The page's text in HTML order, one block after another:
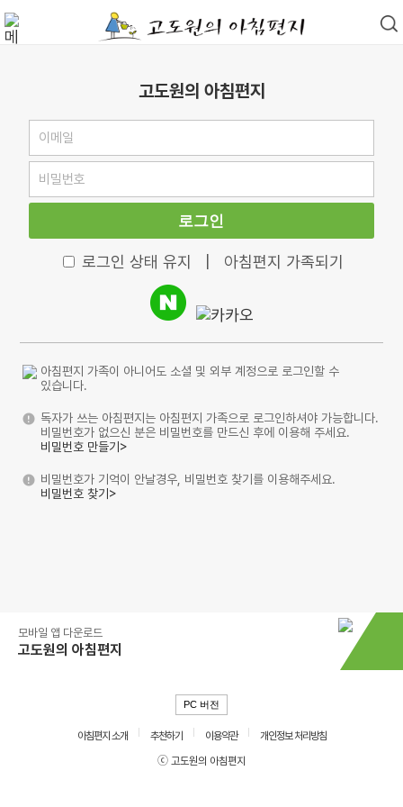
고도원의 아침편지
로그인
로그인 상태 유지 아침편지 가족되기
아침편지 가족이 아니어도 소셜 및 외부 계정으로 로그인할 수
있습니다.
독자가 쓰는 아침편지는 아침편지 가족으로 로그인하셔야 가능합니다.
비밀번호가 없으신 분은 비밀번호를 만드신 후에 이용해 주세요.
비밀번호 만들기>
비밀번호가 기억이 안날경우, 비밀번호 찾기를 이용해주세요.
비밀번호 찾기>
모바일 앱 다운로드
고도원의 아침편지
PC 버전
아침편지 소개 추천하기 이용약관
개인정보 처리방침
ⓒ 고도원의 아침편지